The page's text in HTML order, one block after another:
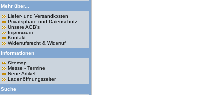
Mehr über...
Liefer- und Versandkosten
Privatsphäre und Datenschutz
Unsere AGB's
Impressum
Kontakt
Widerrufsrecht & Widerruf
Informationen
Sitemap
Messe - Termine
Neue Artikel
Ladenöffnungszeiten
Suche